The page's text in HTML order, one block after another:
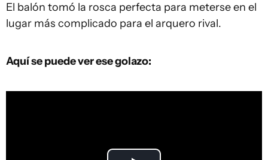
El balón tomó la rosca perfecta para meterse en el
lugar más complicado para el arquero rival.
Aquí se puede ver ese golazo: